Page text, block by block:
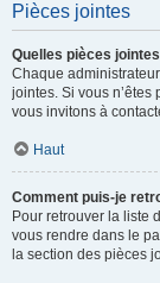
Pièces jointes
Quelles pièces
Chaque
jointes. Si vous
vous invitons à
Haut
Comment puis-je
Pour retrouver la liste
vous rendre dans le
la section des pièces